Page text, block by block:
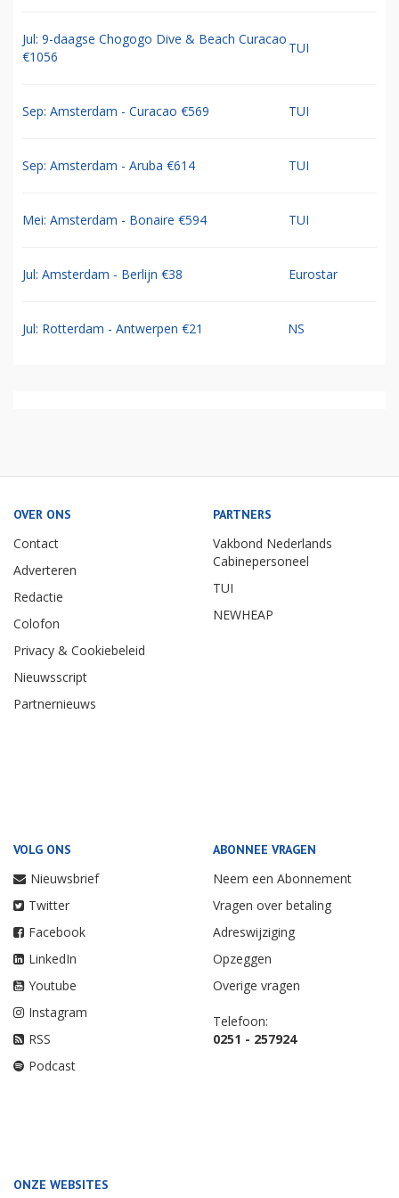
Jul: 9-daagse Chogogo Dive & Beach Curacao
€1056
TUI
Sep: Amsterdam - Curacao €569 TUI
Sep: Amsterdam - Aruba €614 TUI
Mei: Amsterdam - Bonaire €594 TUI
Jul: Amsterdam - Berlijn €38 Eurostar
Jul: Rotterdam - Antwerpen €21 NS
OVER ONS
Contact
Adverteren
Redactie
Colofon
Privacy & Cookiebeleid
Nieuwsscript
Partnernieuws
PARTNERS
Vakbond Nederlands
Cabinepersoneel
TUI
NEWHEAP
VOLG ONS
Nieuwsbrief
Twitter
Facebook
LinkedIn
Youtube
Instagram
RSS
Podcast
ABONNEE VRAGEN
Neem een Abonnement
Vragen over betaling
Adreswijziging
Opzeggen
Overige vragen
Telefoon:
0251 - 257924
ONZE WEBSITES